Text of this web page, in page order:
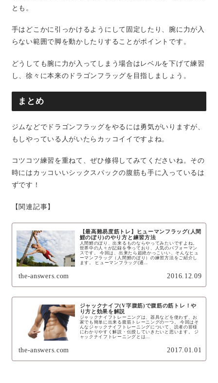
とも。
手はどこかに引っかけるようにして固定したり、腕に力が入
らない範囲で脚を動かしたりすることがポイントです。
どうしても腕に力が入ってしまう場合はレベルを下げて練習
し、徐々に本来のドラゴンフラッグを目指しましょう。
まとめ
ジムなどでドラゴンフラッグをやるには勇気がいりますが、
もしやっている人がいたらカッコイイですよね。
コツコツ練習を重ねて、ぜひ修得してみてくださいね。その
時にはカッコいいシックスパックの腹筋も手に入っているは
ずです！
【関連記事】
【最高難易度筋トレ】ヒューマンフラッグ(人間
鯉のぼり)のやり方と練習方法
人間鯉のぼり、出来るものならやってみたいですよね。
世界中の人々が記録を争っており、人気のパフォーマン
スです。 今回は、出来たら超絶かっこいい、そんなヒュ
ーマンフラッグ（人間鯉のぼり）の練習方法をご紹介し
ます。 ヒューマンフラッグ(通...
the-answers.com 2016.12.09
ジャックナイフ(V字腹筋)で腹筋の筋トレ！や
り方と効果を解説
ジャックナイフトレーニングは、器具などを使わず、お
家でも簡単に出来る腹筋トレーニングの一つ。 今回はそ
んなジャックナイフトレーニングについて、読者の皆様
にわかりやすく解説・伝授していきたいと思います。 ジ
ャックナイフトレーニングとは...
the-answers.com 2017.01.01